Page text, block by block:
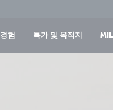
경험 특가 및 목적지